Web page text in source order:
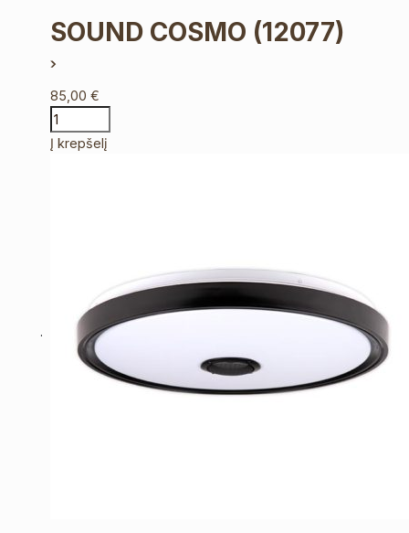
SOUND COSMO (12077)
85,00€
Į krepšelį